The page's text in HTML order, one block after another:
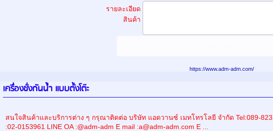
รายละเอียด
สินค้า
https://www.adm-adm.com/
เครื่องชั่งกันน้ำ แบบตั้งโต๊ะ
สนใจสินค้าและบริการต่าง ๆ กรุณาติดต่อ บริษัท แอดวานซ์ เมทโทรโลยี จำกัด Tel:089-
:02-0153961 LINE OA :@adm-adm E mail :a@adm-adm.com E ...